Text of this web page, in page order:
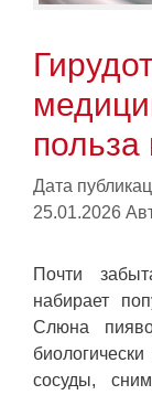
польза
Дата
25.01.2026
Почти
набирает
Слюна
сосуды,